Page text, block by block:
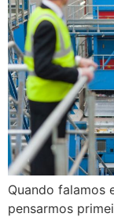
Quando falamos
pensarmos